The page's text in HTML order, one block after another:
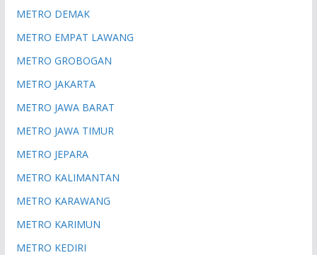
METRO DEMAK
METRO EMPAT LAWANG
METRO GROBOGAN
METRO JAKARTA
METRO JAWA BARAT
METRO JAWA TIMUR
METRO JEPARA
METRO KALIMANTAN
METRO KARAWANG
METRO KARIMUN
METRO KEDIRI